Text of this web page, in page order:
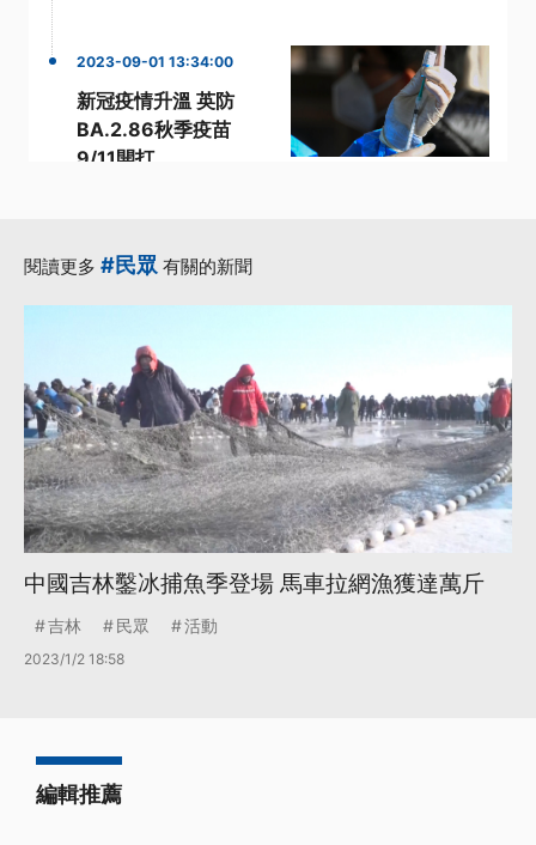
2023-09-01 13:34:00
新冠疫情升溫 英防
BA.2.86秋季疫苗
9/11開打
閱讀更多 #民眾 有關的新聞
中國吉林鑿冰捕魚季登場 馬車拉網漁獲達萬斤
吉林 民眾 活動
2023/1/2 18:58
編輯推薦